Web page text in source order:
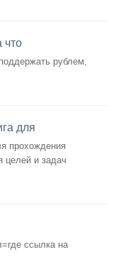
что
рублем,
для
прохождения
целей и задач
ссылка на